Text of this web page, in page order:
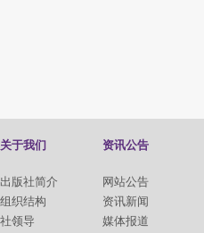
关于我们
出版社简介
组织结构
社领导
资讯公告
网站公告
资讯新闻
媒体报道